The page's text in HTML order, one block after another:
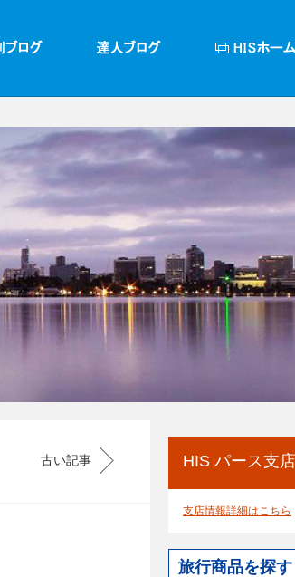
古い記事 HIS パース支店
支店情報詳細はこちら
旅行商品を探す